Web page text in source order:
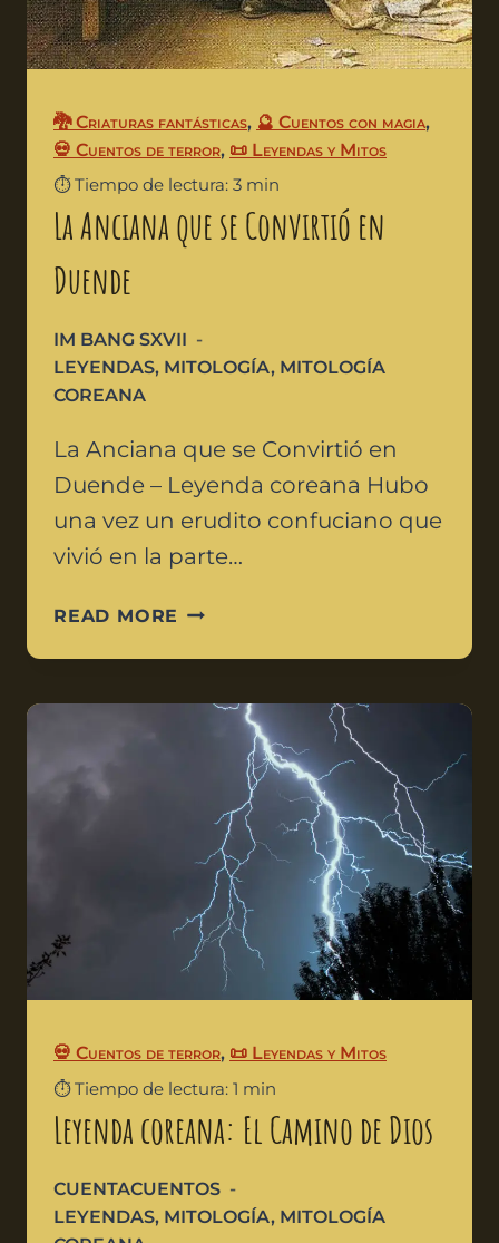
🐉 Criaturas fantásticas, 🔮 Cuentos con magia,
💀 Cuentos de terror, 📜 Leyendas y Mitos
⏱️ Tiempo de lectura: 3 min
La Anciana que se Convirtió en
Duende
IM BANG SXVII
LEYENDAS, MITOLOGÍA, MITOLOGÍA
COREANA
La Anciana que se Convirtió en
Duende – Leyenda coreana Hubo
una vez un erudito confuciano que
vivió en la parte…
READ MORE
💀 Cuentos de terror, 📜 Leyendas y Mitos
⏱️ Tiempo de lectura: 1 min
Leyenda coreana: El Camino de Dios
CUENTACUENTOS
LEYENDAS, MITOLOGÍA, MITOLOGÍA